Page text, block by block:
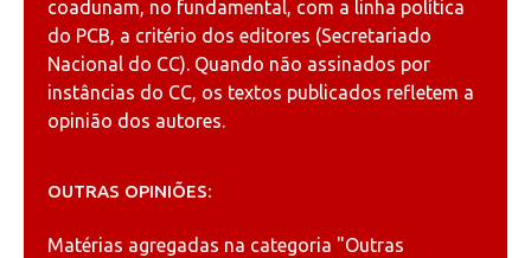
coadunam, no fundamental, com a linha política
do PCB, a critério dos editores (Secretariado
Nacional do CC). Quando não assinados por
instâncias do CC, os textos publicados refletem a
opinião dos autores.
OUTRAS OPINIÕES:
Matérias agregadas na categoria "Outras